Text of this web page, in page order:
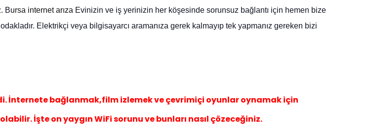
Bursa internet arıza Evinizin ve iş yerinizin her köşesinde sorunsuz bağlantı için hemen bize
E lektrikçi veya bilgisayarcı aramanıza gerek kalmayıp tek yapmanız gereken bizi
İnternete bağlanmak,film izlemek ve çevrimiçi oyunlar oynamak için
İşte on yaygın WiFi sorunu ve bunları nasıl çözeceğiniz.